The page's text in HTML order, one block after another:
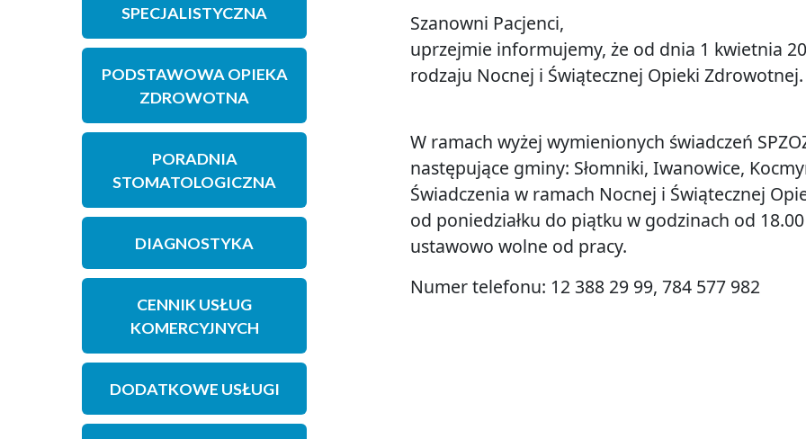
SPECJALISTYCZNA
PODSTAWOWA OPIEKA
ZDROWOTNA
PORADNIA
STOMATOLOGICZNA
DIAGNOSTYKA
CENNIK USŁUG
KOMERCYJNYCH
DODATKOWE USŁUGI
Szanowni Pacjenci,
uprzejmie informujemy, że od dnia 1 kwietnia
rodzaju Nocnej i Świątecznej Opieki Zdrowotnej.
W ramach wyżej wymienionych świadczeń
następujące gminy: Słomniki, Iwanowice,
Świadczenia w ramach Nocnej i Świątecznej
od poniedziałku do piątku w godzinach od
ustawowo wolne od pracy.
Numer telefonu: 12 388 29 99, 784 577 982